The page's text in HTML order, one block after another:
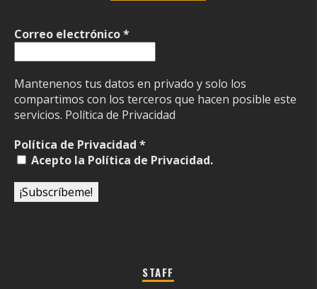
Correo electrónico*
Mantenenos tus datos en privado y solo los
compartimos con los terceros que hacen posible este
servicios. Política de Privacidad
Política de Privacidad *
Acepto la Política de Privacidad.
STAFF